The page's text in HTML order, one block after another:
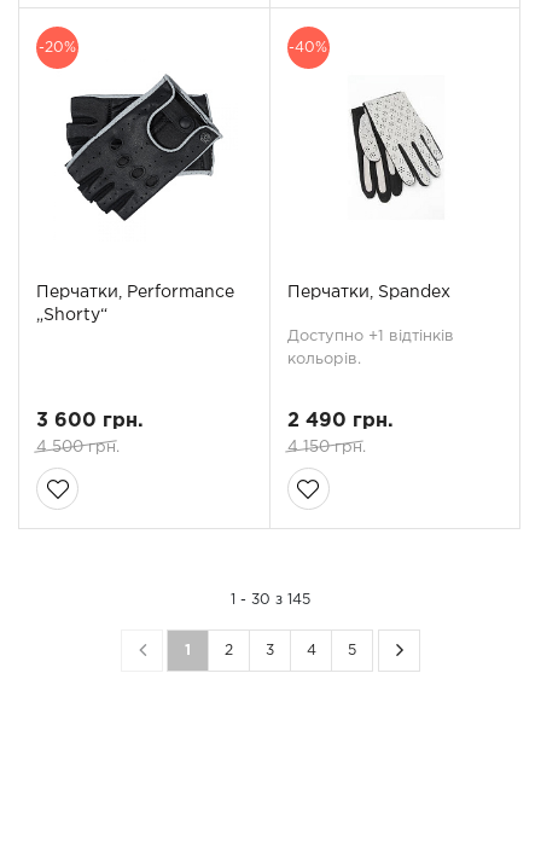
-20%
Перчатки, Performance
„Shorty“
3 600 грн.
4 500 грн.
-40%
Перчатки, Spandex
Доступно +1 відтінків
кольорів.
2 490 грн.
4 150 грн.
1 - 30 з 145
1 2 3 4 5